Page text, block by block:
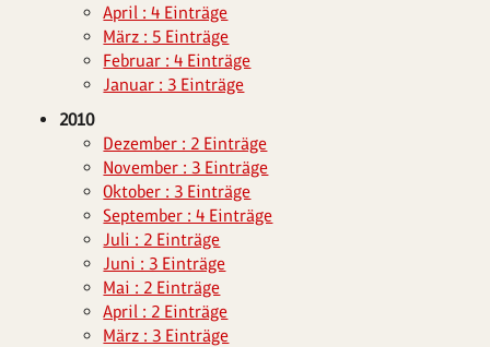
April : 4 Einträge
März : 5 Einträge
Februar : 4 Einträge
Januar : 3 Einträge
2010
Dezember : 2 Einträge
November : 3 Einträge
Oktober : 3 Einträge
September : 4 Einträge
Juli : 2 Einträge
Juni : 3 Einträge
Mai : 2 Einträge
April : 2 Einträge
März : 3 Einträge